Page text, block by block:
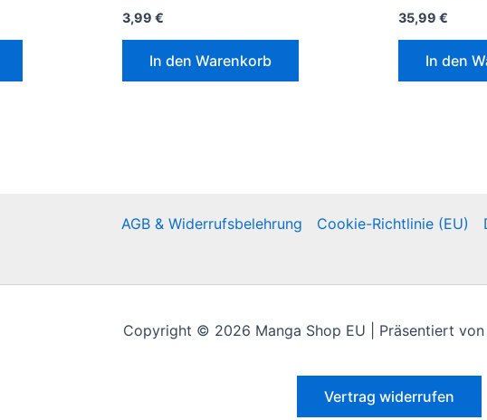
3,99 €
In den Warenkorb
35,99 €
In den
AGB & Widerrufsbelehrung Cookie-Richtlinie (EU)
Copyright © 2026 Manga Shop EU | Präsentiert von
Vertrag widerrufen